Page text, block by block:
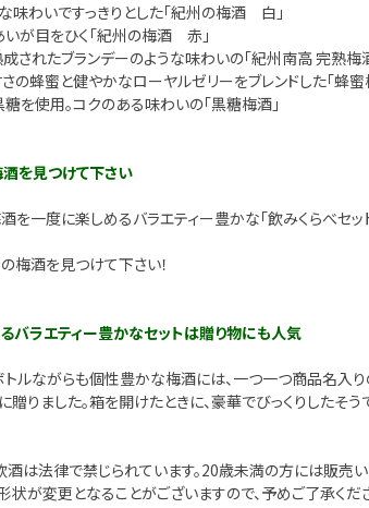
味わいですっきりとした「紀州の梅酒 白」
が目をひく「紀州の梅酒 赤」
されたブランデーのような味わいの「紀州南高 完熟梅
の蜂蜜と健やかなローヤルゼリーをブレンドした「蜂蜜
を使用。コクのある味わいの「黒糖梅酒」
を見つけて下さい
を一度に楽しめるバラエティー豊かな「飲みくらべセ
梅酒を見つけて下さい！
バラエティー豊かなセットは贈り物にも人気
ルながらも個性豊かな梅酒には、一つ一つ商品名入り
贈りました。箱を開けたときに、豪華でびっくりしたそ
は法律で禁じられています。20歳未満の方には販売い
状が変更となることがございますので、予めご了承くだ